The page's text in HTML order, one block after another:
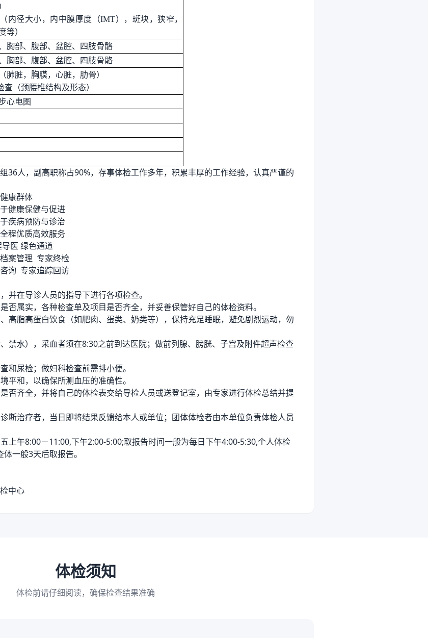
（内径大小，内中膜厚度（IMT），斑块，狭窄，
等）
胸部、腹部、盆腔、四肢骨骼
胸部、腹部、盆腔、四肢骨骼
肺脏，胸膜，心脏，肋骨）
查（颈腰椎结构及形态）
心电图
36人，副高职称占90%，存事体检工作多年，积累丰厚的工作经验，认真严谨的
康群体
健康保健与促进
疾病预防与诊治
程优质高效服务
医 绿色通道
案管理 专家终检
询 专家追踪回访
并在导诊人员的指导下进行各项检查。
否属实，各种检查单及项目是否齐全，并妥善保管好自己的体检资料。
高脂高蛋白饮食（如肥肉、蛋类、奶类等），保持充足睡眠，避免剧烈运动，勿
禁水），采血者须在8:30之前到达医院；做前列腺、膀胱、子宫及附件超声检查
和尿检；做妇科检查前需排小便。
平和，以确保所测血压的准确性。
否齐全，并将自己的体检表交给导检人员或送登记室，由专家进行体检总结并提
断治疗者，当日即将结果反馈给本人或单位；团体体检者由本单位负责体检人员
上午8:00－11:00,下午2:00-5:00;取报告时间一般为每日下午4:00-5:30,个人体检
一般3天后取报告。
中心
体检须知
体检前请仔细阅读，确保检查结果准确